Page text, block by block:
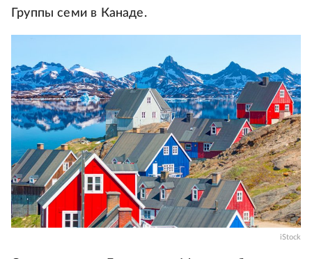
Группы семи в Канаде.
iStock